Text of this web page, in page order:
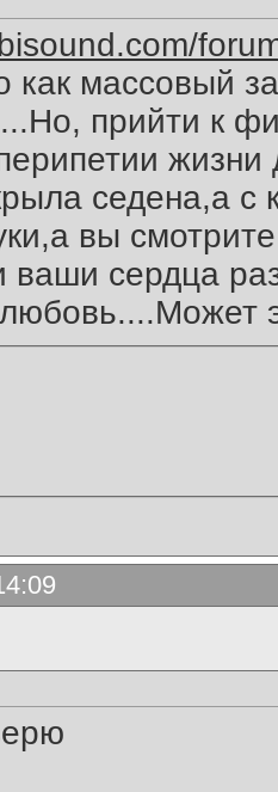
как массовый
прийти к
седена,а с
вы
ваши сердца
любовь....Может